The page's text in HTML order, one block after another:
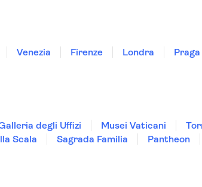
Venezia Firenze Londra Praga
degli Uffizi Musei Vaticani
Scala Sagrada Familia Pantheon